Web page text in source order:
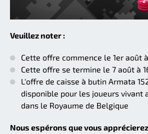
Veuillez noter :
Cette offre commence le 1er août
Cette offre se termine le 7 août à
L'offre de caisse à butin Armata
disponible pour les joueurs vivant
dans le Royaume de Belgique
Nous espérons que vous